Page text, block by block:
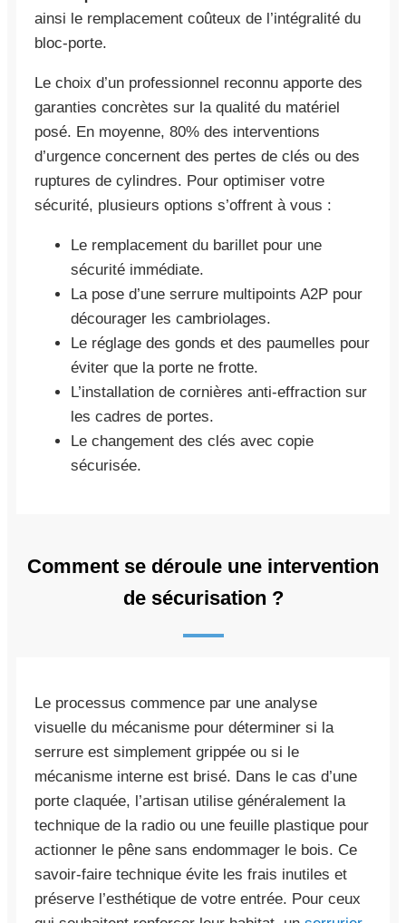
ainsi le remplacement coûteux de l’intégralité du
bloc-porte.
Le choix d’un professionnel reconnu apporte des
garanties concrètes sur la qualité du matériel
posé. En moyenne, 80% des interventions
d’urgence concernent des pertes de clés ou des
ruptures de cylindres. Pour optimiser votre
sécurité, plusieurs options s’offrent à vous :
Le remplacement du barillet pour une
sécurité immédiate.
La pose d’une serrure multipoints A2P pour
décourager les cambriolages.
Le réglage des gonds et des paumelles pour
éviter que la porte ne frotte.
L’installation de cornières anti-effraction sur
les cadres de portes.
Le changement des clés avec copie
sécurisée.
Comment se déroule une intervention
de sécurisation ?
Le processus commence par une analyse
visuelle du mécanisme pour déterminer si la
serrure est simplement grippée ou si le
mécanisme interne est brisé. Dans le cas d’une
porte claquée, l’artisan utilise généralement la
technique de la radio ou une feuille plastique pour
actionner le pêne sans endommager le bois. Ce
savoir-faire technique évite les frais inutiles et
préserve l’esthétique de votre entrée. Pour ceux